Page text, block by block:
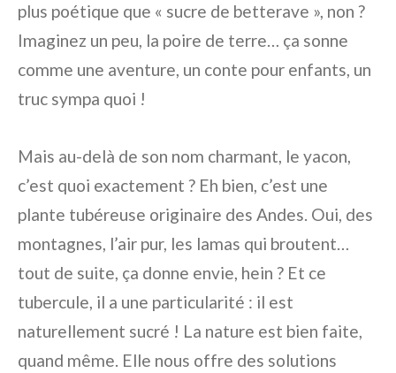
plus poétique que « sucre de betterave », non ?
Imaginez un peu, la poire de terre… ça sonne
comme une aventure, un conte pour enfants, un
truc sympa quoi !
Mais au-delà de son nom charmant, le yacon,
c’est quoi exactement ? Eh bien, c’est une
plante tubéreuse originaire des Andes. Oui, des
montagnes, l’air pur, les lamas qui broutent…
tout de suite, ça donne envie, hein ? Et ce
tubercule, il a une particularité : il est
naturellement sucré ! La nature est bien faite,
quand même. Elle nous offre des solutions